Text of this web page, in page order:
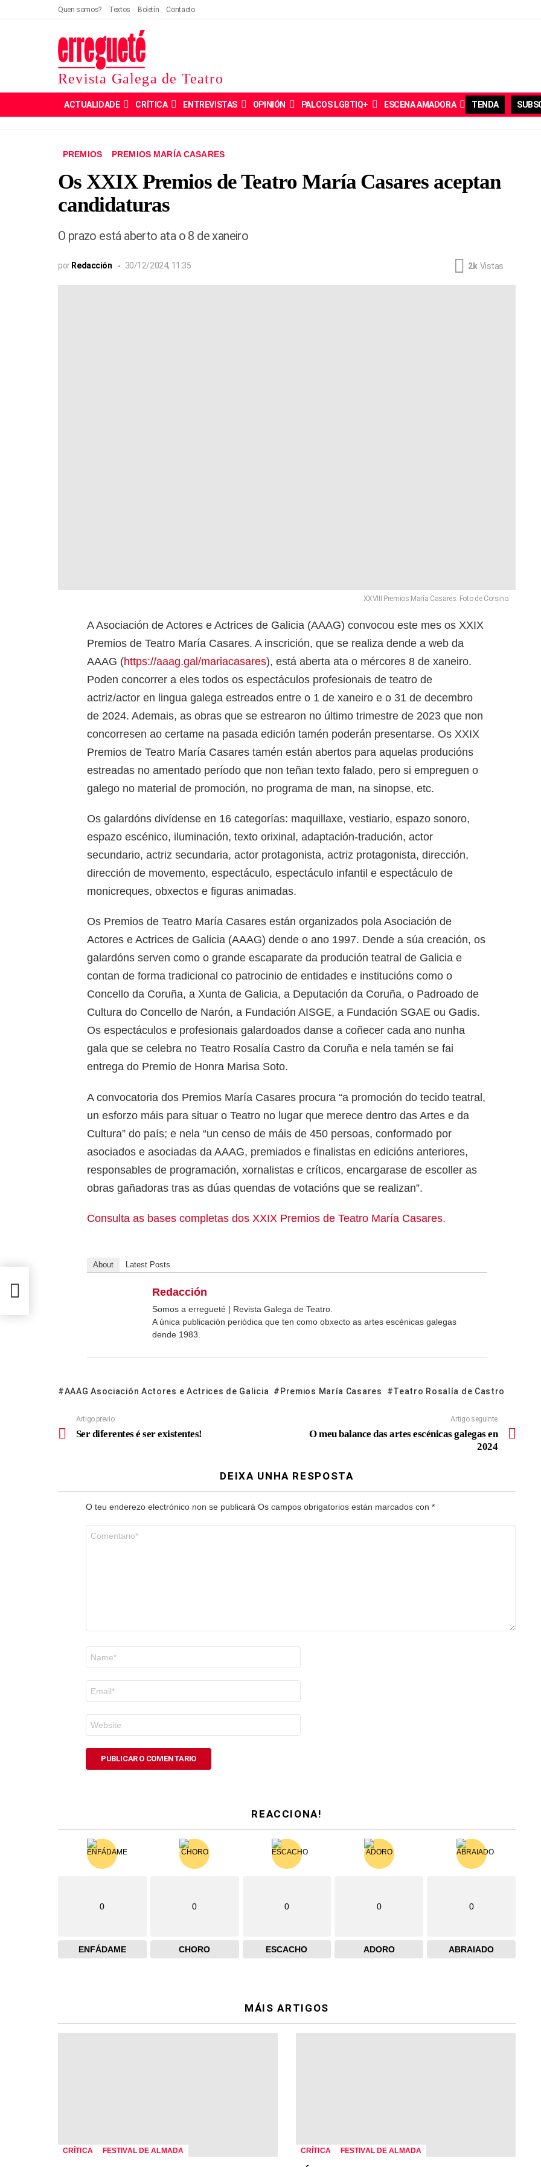
Quen somos? Textos Boletín Contacto
Revista Galega de Teatro
ACTUALIDADE CRÍTICA ENTREVISTAS OPINIÓN PALCOS LGBTIQ+ ESCENA AMADORA TENDA
PREMIOS PREMIOS MARÍA CASARES
Os XXIX Premios de Teatro María Casares aceptan
candidaturas
O prazo está aberto ata o 8 de xaneiro
por Redacción 30/12/2024, 11:35 2k Vistas
XXVIII Premios María Casares. Foto de Corsino.
A Asociación de Actores e Actrices de Galicia (AAAG) convocou este mes os XXIX
Premios de Teatro María Casares. A inscrición, que se realiza dende a web da
AAAG (https://aaag.gal/mariacasares), está aberta ata o mércores 8 de xaneiro.
Poden concorrer a eles todos os espectáculos profesionais de teatro de
actriz/actor en lingua galega estreados entre o 1 de xaneiro e o 31 de decembro
de 2024. Ademais, as obras que se estrearon no último trimestre de 2023 que non
concorresen ao certame na pasada edición tamén poderán presentarse. Os XXIX
Premios de Teatro María Casares tamén están abertos para aquelas producións
estreadas no amentado período que non teñan texto falado, pero si empreguen o
galego no material de promoción, no programa de man, na sinopse, etc.
Os galardóns divídense en 16 categorías: maquillaxe, vestiario, espazo sonoro,
espazo escénico, iluminación, texto orixinal, adaptación-tradución, actor
secundario, actriz secundaria, actor protagonista, actriz protagonista, dirección,
dirección de movemento, espectáculo, espectáculo infantil e espectáculo de
monicreques, obxectos e figuras animadas.
Os Premios de Teatro María Casares están organizados pola Asociación de
Actores e Actrices de Galicia (AAAG) dende o ano 1997. Dende a súa creación, os
galardóns serven como o grande escaparate da produción teatral de Galicia e
contan de forma tradicional co patrocinio de entidades e institucións como o
Concello da Coruña, a Xunta de Galicia, a Deputación da Coruña, o Padroado de
Cultura do Concello de Narón, a Fundación AISGE, a Fundación SGAE ou Gadis.
Os espectáculos e profesionais galardoados danse a coñecer cada ano nunha
gala que se celebra no Teatro Rosalía Castro da Coruña e nela tamén se fai
entrega do Premio de Honra Marisa Soto.
A convocatoria dos Premios María Casares procura “a promoción do tecido teatral,
un esforzo máis para situar o Teatro no lugar que merece dentro das Artes e da
Cultura” do país; e nela “un censo de máis de 450 persoas, conformado por
asociados e asociadas da AAAG, premiados e finalistas en edicións anteriores,
responsables de programación, xornalistas e críticos, encargarase de escoller as
obras gañadoras tras as dúas quendas de votacións que se realizan”.
Consulta as bases completas dos XXIX Premios de Teatro María Casares.
About Latest Posts
Redacción
Somos a erregueté | Revista Galega de Teatro.
A única publicación periódica que ten como obxecto as artes escénicas galegas
dende 1983.
AAAG Asociación Actores e Actrices de Galicia Premios María Casares Teatro Rosalía de Castro
Artigo previo
Ser diferentes é ser existentes!
Artigo seguinte
O meu balance das artes escénicas galegas en
2024
DEIXA UNHA RESPOSTA
O teu enderezo electrónico non se publicará Os campos obrigatorios están marcados con *
electrónico
*
REACCIONA!
0
ENFÁDAME
0
CHORO
0
ESCACHO
0
ADORO
0
ABRAIADO
MÁIS ARTIGOS
CRÍTICA FESTIVAL DE ALMADA CRÍTICA FESTIVAL DE ALMADA